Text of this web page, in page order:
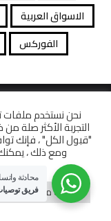
الاسواق العربية
الفوركس
جميع
افصاح
نحن نستخدم ملفات
التجربة الأكثر صلة
"قبول الكل" ، فإنك
ومع ذلك ،
إعدادات ملفات تعريف
محادثة
فريق